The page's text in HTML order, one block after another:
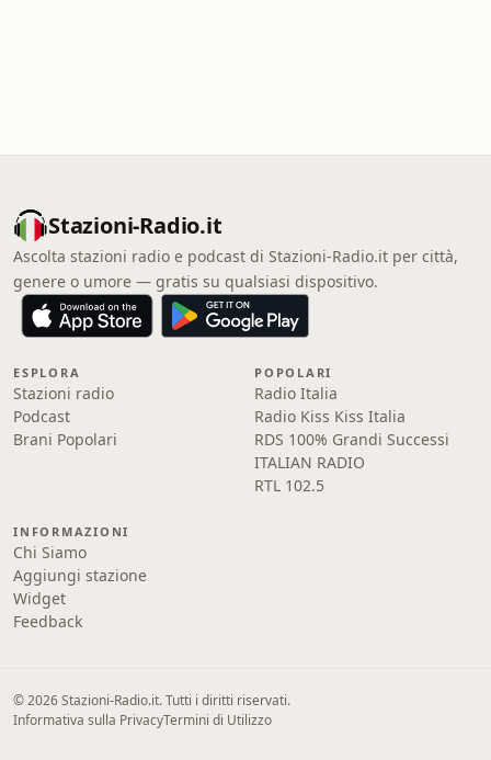
Stazioni-Radio.it
Ascolta stazioni radio e podcast di Stazioni-Radio.it per città,
genere o umore — gratis su qualsiasi dispositivo.
ESPLORA
Stazioni radio
Podcast
Brani Popolari
POPOLARI
Radio Italia
Radio Kiss Kiss Italia
RDS 100% Grandi Successi
ITALIAN RADIO
RTL 102.5
INFORMAZIONI
Chi Siamo
Aggiungi stazione
Widget
Feedback
© 2026 Stazioni-Radio.it. Tutti i diritti riservati.
Informativa sulla PrivacyTermini di Utilizzo